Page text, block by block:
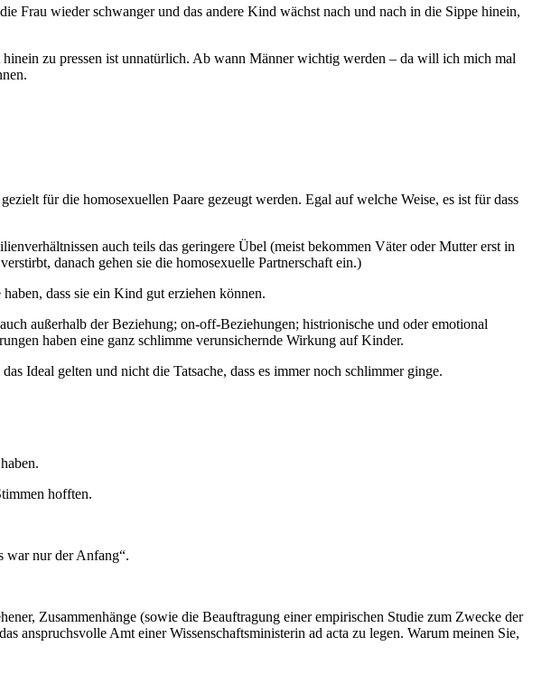
Frau wieder schwanger und das andere Kind wächst nach und nach in die Sippe hinein,
zu pressen ist unnatürlich. Ab wann Männer wichtig werden – da will ich mich mal
für die homosexuellen Paare gezeugt werden. Egal auf welche Weise, es ist für dass
auch teils das geringere Übel (meist bekommen Väter oder Mutter erst in
danach gehen sie die homosexuelle Partnerschaft ein.)
dass sie ein Kind gut erziehen können.
außerhalb der Beziehung; on-off-Beziehungen; histrionische und oder emotional
haben eine ganz schlimme verunsichernde Wirkung auf Kinder.
Ideal gelten und nicht die Tatsache, dass es immer noch schlimmer ginge.
hofften.
war nur der Anfang“.
Zusammenhänge (sowie die Beauftragung einer empirischen Studie zum Zwecke der
Amt einer Wissenschaftsministerin ad acta zu legen. Warum meinen Sie,